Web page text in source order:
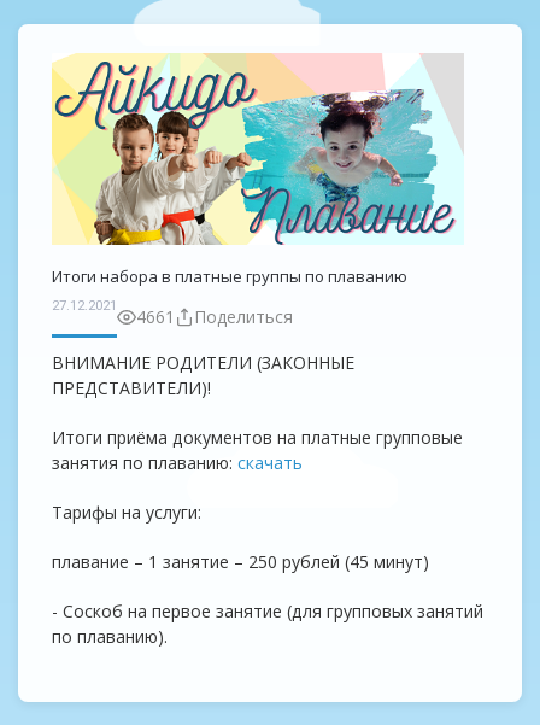
Итоги набора в платные группы по плаванию
27.12.2021 4661
Поделиться
ВНИМАНИЕ РОДИТЕЛИ (ЗАКОННЫЕ
ПРЕДСТАВИТЕЛИ)!
Итоги приёма документов на платные групповые
занятия по плаванию: скачать
Тарифы на услуги:
плавание – 1 занятие – 250 рублей (45 минут)
- Соскоб на первое занятие (для групповых занятий
по плаванию).